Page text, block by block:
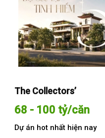
The Collectors’
68 - 100 tỷ/căn
Dự án hot nhất hiện nay